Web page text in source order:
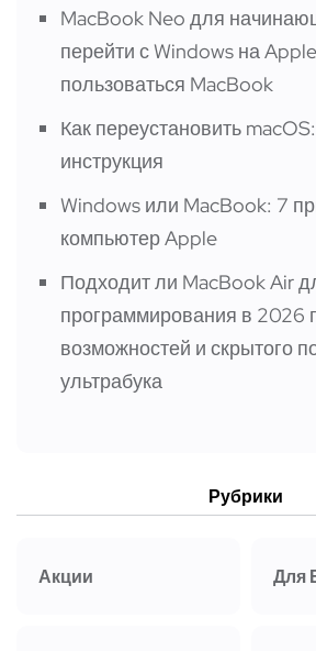
MacBook Neo для
перейти с Windows на
пользоваться MacBook
Как переустановить
инструкция
Windows или MacBook: 7
компьютер Apple
Подходит ли MacBook Air
программирования в 2026
возможностей и скрытого
ультрабука
Рубрики
Акции Для